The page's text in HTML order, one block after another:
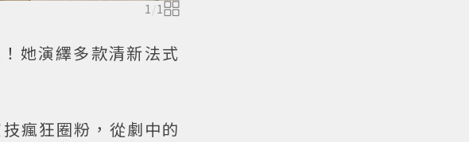
1/1
她演繹多款清新法式
瘋狂圈粉，從劇中的